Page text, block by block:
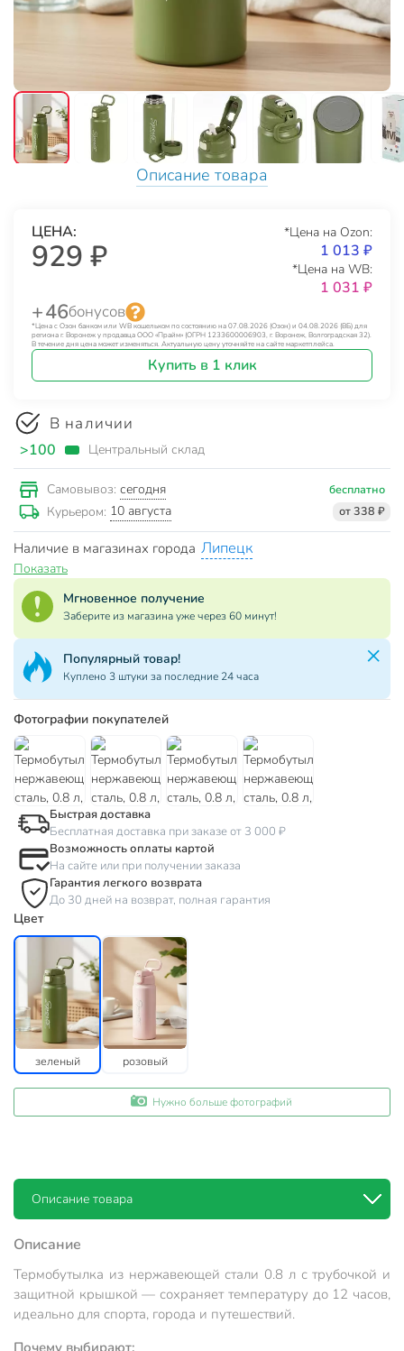
Описание товара
ЦЕНА:
929 ₽
*Цена на Ozon:
1 013 ₽
*Цена на WB:
1 031 ₽
+ 46бонусов
*Цена с Озон банком или WB кошельком по состоянию на 07.08.2026 (Озон) и 04.08.2026 (ВБ) для
региона г. Воронеж у продавца ООО «Прайм» (ОГРН 1233600006903, г. Воронеж, Волгоградская 32).
В течение дня цена может изменяться. Актуальную цену уточняйте на сайте маркетплейса.
Купить в 1 клик
В наличии
>100 Центральный склад
Самовывоз: сегодня бесплатно
Курьером: 10 августа от 338 ₽
Наличие в магазинах города Липецк
Показать
Мгновенное получение
Заберите из магазина уже через 60 минут!
Популярный товар!
Куплено 3 штуки за последние 24 часа
Фотографии покупателей
Быстрая доставка
Бесплатная доставка при заказе от 3 000 ₽
Возможность оплаты картой
На сайте или при получении заказа
Гарантия легкого возврата
До 30 дней на возврат, полная гарантия
Цвет
зеленый розовый
Нужно больше фотографий
Описание товара
Описание
Термобутылка из нержавеющей стали 0.8 л с трубочкой и
защитной крышкой — сохраняет температуру до 12 часов,
идеально для спорта, города и путешествий.